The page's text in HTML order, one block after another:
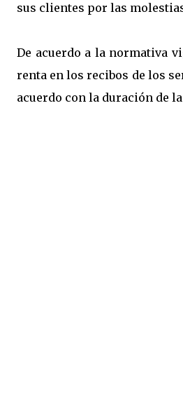
sus clientes por las
De acuerdo a la normativa
renta en los recibos de los
acuerdo con la duración de